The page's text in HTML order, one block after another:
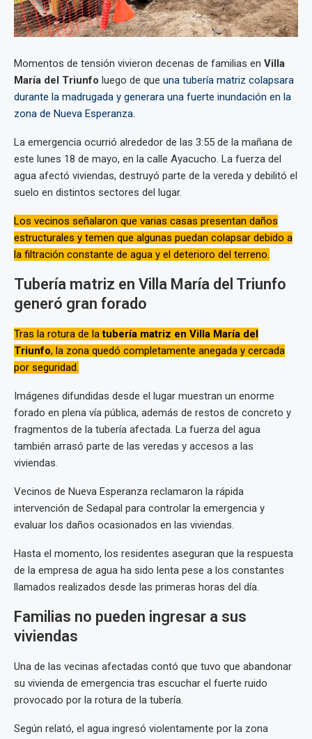
Momentos de tensión vivieron decenas de familias en Villa
María del Triunfo luego de que una tubería matriz colapsara
durante la madrugada y generara una fuerte inundación en la
zona de Nueva Esperanza.
La emergencia ocurrió alrededor de las 3:55 de la mañana de
este lunes 18 de mayo, en la calle Ayacucho. La fuerza del
agua afectó viviendas, destruyó parte de la vereda y debilitó el
suelo en distintos sectores del lugar.
Los vecinos señalaron que varias casas presentan daños
estructurales y temen que algunas puedan colapsar debido a
la filtración constante de agua y el deterioro del terreno.
Tubería matriz en Villa María del Triunfo
generó gran forado
Tras la rotura de latubería matriz en Villa María del
Triunfo, la zona quedó completamente anegada y cercada
por seguridad.
Imágenes difundidas desde el lugar muestran un enorme
forado en plena vía pública, además de restos de concreto y
fragmentos de la tubería afectada. La fuerza del agua
también arrasó parte de las veredas y accesos a las
viviendas.
Vecinos de Nueva Esperanza reclamaron la rápida
intervención de Sedapal para controlar la emergencia y
evaluar los daños ocasionados en las viviendas.
Hasta el momento, los residentes aseguran que la respuesta
de la empresa de agua ha sido lenta pese a los constantes
llamados realizados desde las primeras horas del día.
Familias no pueden ingresar a sus
viviendas
Una de las vecinas afectadas contó que tuvo que abandonar
su vivienda de emergencia tras escuchar el fuerte ruido
provocado por la rotura de la tubería.
Según relató, el agua ingresó violentamente por la zona